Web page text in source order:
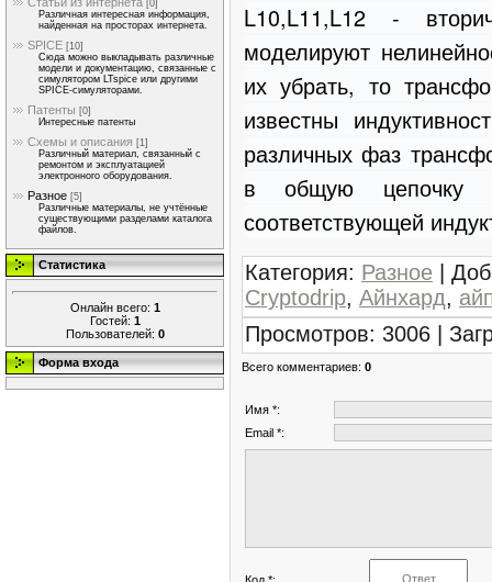
[0]
Различная интересная информация,
найденная на просторах интернета.
SPICE [10]
Сюда можно выкладывать различные
модели и документацию, связанные с
симулятором LTspice или другими
SPICE-симуляторами.
Патенты [0]
Интересные патенты
Схемы и описания [1]
Различный материал, связанный с
ремонтом и эксплуатацией
электронного оборудования.
Разное [5]
Различные материалы, не учтённые
существующими разделами каталога
файлов.
Статистика
Онлайн всего: 1
Гостей: 1
Пользователей: 0
Форма входа
L10,L11,L12 -
моделируют
их убрать, то
известны
различных фаз
в общую цепочку
соответствующей
Категория: Разное |
Cryptodrip, Айнхард,
Просмотров: 3006 |
Всего комментариев: 0
Имя *:
Email *: